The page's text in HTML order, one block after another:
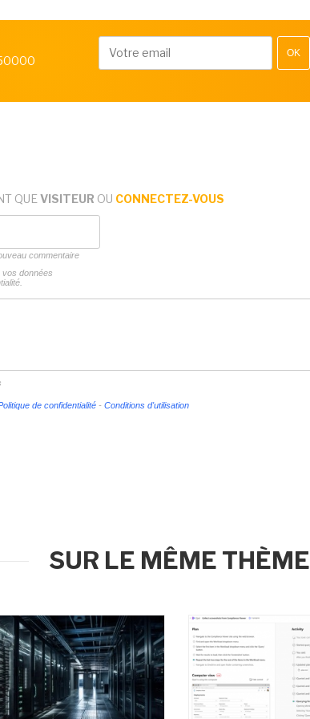
OK
QUE VISITEUR OU CONNECTEZ-VOUS
commentaire
vos données
de confidentialité - Conditions d'utilisation
SUR LE MÊME THÈME